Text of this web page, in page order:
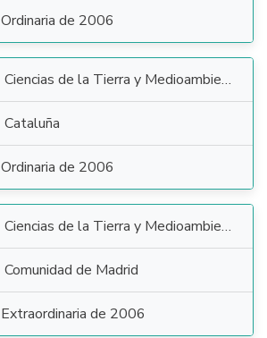
Ordinaria de 2006
Ciencias de la Tierra y Medioambientales
Cataluña
Ordinaria de 2006
Ciencias de la Tierra y Medioambientales
Comunidad de Madrid
Extraordinaria de 2006